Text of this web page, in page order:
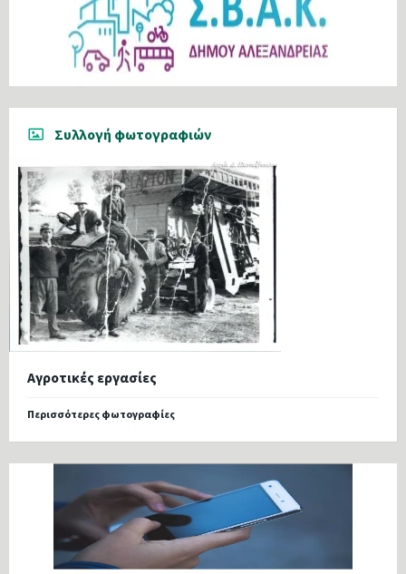
Συλλογή φωτογραφιών
Αγροτικές εργασίες
Περισσότερες φωτογραφίες